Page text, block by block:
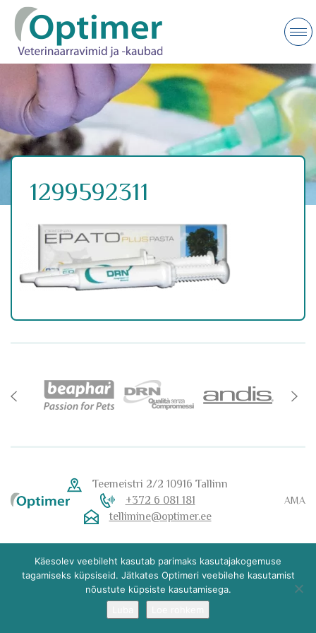
1299592311
Teemeistri 2/2 10916 Tallinn
+372 6 081 181
tellimine@optimer.ee
AMA
Käesolev veebileht kasutab parimaks kasutajakogemuse
tagamiseks küpsiseid. Jätkates Optimeri veebilehe kasutamist
nõustute küpsiste kasutamisega.